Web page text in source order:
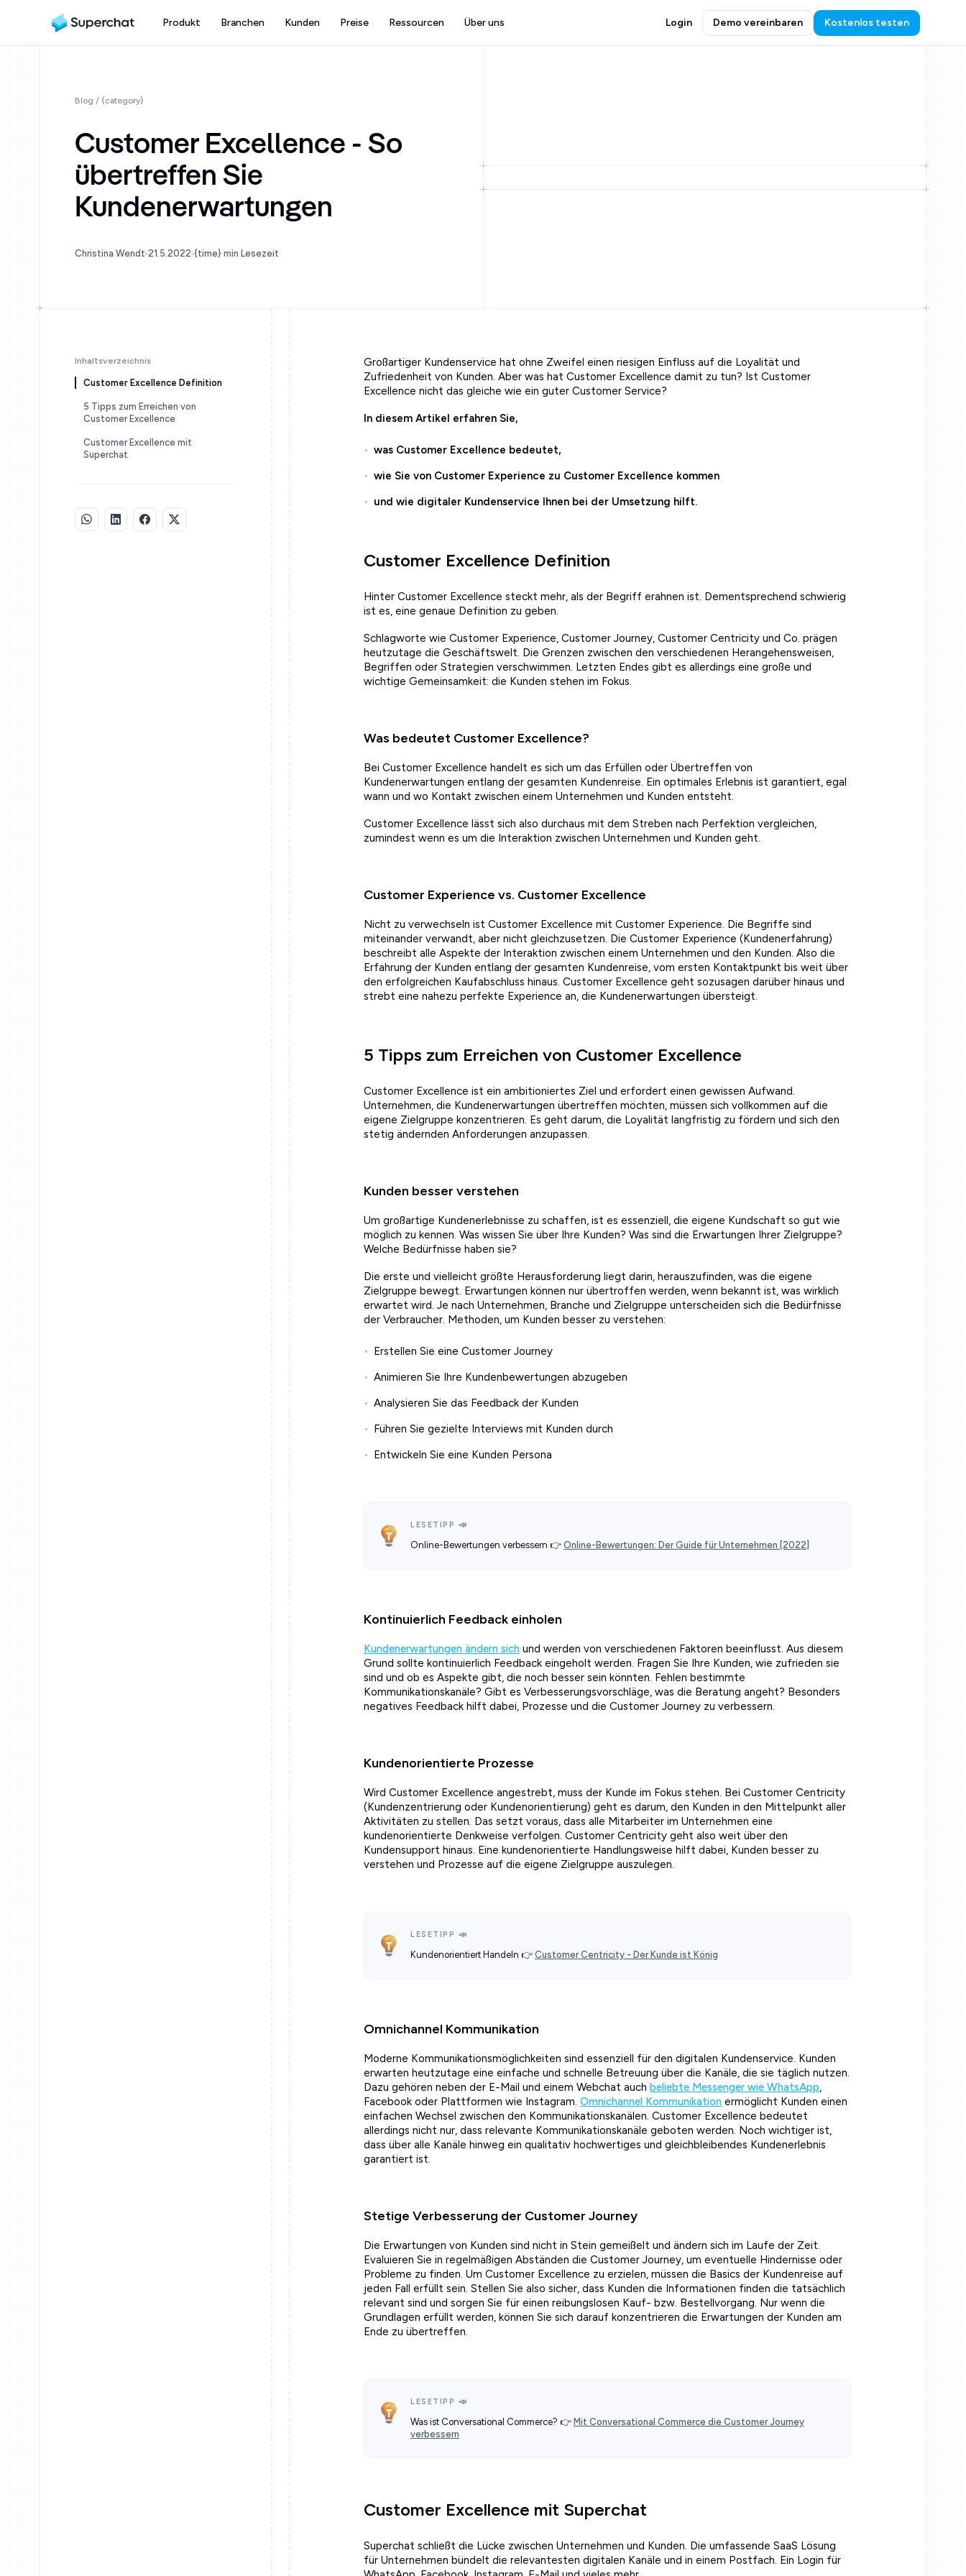
Produkt Branchen Kunden Preise Ressourcen Über uns Login Demo vereinbaren Kostenlos testen
Blog / {category}
Customer Excellence - So
übertreffen Sie
Kundenerwartungen
Christina Wendt 21.5.2022 {time} min Lesezeit
Inhaltsverzeichnis
Customer Excellence Definition
5 Tipps zum Erreichen von
Customer Excellence
Customer Excellence mit
Superchat
Großartiger Kundenservice hat ohne Zweifel einen riesigen Einfluss auf die Loyalität und
Zufriedenheit von Kunden. Aber was hat Customer Excellence damit zu tun? Ist Customer
Excellence nicht das gleiche wie ein guter Customer Service?
In diesem Artikel erfahren Sie,
was Customer Excellence bedeutet,
wie Sie von Customer Experience zu Customer Excellence kommen
und wie digitaler Kundenservice Ihnen bei der Umsetzung hilft.
Customer Excellence Definition
Hinter Customer Excellence steckt mehr, als der Begriff erahnen ist. Dementsprechend schwierig
ist es, eine genaue Definition zu geben.
Schlagworte wie Customer Experience, Customer Journey, Customer Centricity und Co. prägen
heutzutage die Geschäftswelt. Die Grenzen zwischen den verschiedenen Herangehensweisen,
Begriffen oder Strategien verschwimmen. Letzten Endes gibt es allerdings eine große und
wichtige Gemeinsamkeit: die Kunden stehen im Fokus.
Was bedeutet Customer Excellence?
Bei Customer Excellence handelt es sich um das Erfüllen oder Übertreffen von
Kundenerwartungen entlang der gesamten Kundenreise. Ein optimales Erlebnis ist garantiert, egal
wann und wo Kontakt zwischen einem Unternehmen und Kunden entsteht.
Customer Excellence lässt sich also durchaus mit dem Streben nach Perfektion vergleichen,
zumindest wenn es um die Interaktion zwischen Unternehmen und Kunden geht.
Customer Experience vs. Customer Excellence
Nicht zu verwechseln ist Customer Excellence mit Customer Experience. Die Begriffe sind
miteinander verwandt, aber nicht gleichzusetzen. Die Customer Experience (Kundenerfahrung)
beschreibt alle Aspekte der Interaktion zwischen einem Unternehmen und den Kunden. Also die
Erfahrung der Kunden entlang der gesamten Kundenreise, vom ersten Kontaktpunkt bis weit über
den erfolgreichen Kaufabschluss hinaus. Customer Excellence geht sozusagen darüber hinaus und
strebt eine nahezu perfekte Experience an, die Kundenerwartungen übersteigt.
5 Tipps zum Erreichen von Customer Excellence
Customer Excellence ist ein ambitioniertes Ziel und erfordert einen gewissen Aufwand.
Unternehmen, die Kundenerwartungen übertreffen möchten, müssen sich vollkommen auf die
eigene Zielgruppe konzentrieren. Es geht darum, die Loyalität langfristig zu fördern und sich den
stetig ändernden Anforderungen anzupassen.
Kunden besser verstehen
Um großartige Kundenerlebnisse zu schaffen, ist es essenziell, die eigene Kundschaft so gut wie
möglich zu kennen. Was wissen Sie über Ihre Kunden? Was sind die Erwartungen Ihrer Zielgruppe?
Welche Bedürfnisse haben sie?
Die erste und vielleicht größte Herausforderung liegt darin, herauszufinden, was die eigene
Zielgruppe bewegt. Erwartungen können nur übertroffen werden, wenn bekannt ist, was wirklich
erwartet wird. Je nach Unternehmen, Branche und Zielgruppe unterscheiden sich die Bedürfnisse
der Verbraucher. Methoden, um Kunden besser zu verstehen:
Erstellen Sie eine Customer Journey
Animieren Sie Ihre Kundenbewertungen abzugeben
Analysieren Sie das Feedback der Kunden
Führen Sie gezielte Interviews mit Kunden durch
Entwickeln Sie eine Kunden Persona
LESETIPP 📣
Online-Bewertungen verbessern 👉 Online-Bewertungen: Der Guide für Unternehmen [2022]
Kontinuierlich Feedback einholen
Kundenerwartungen ändern sich und werden von verschiedenen Faktoren beeinflusst. Aus diesem
Grund sollte kontinuierlich Feedback eingeholt werden. Fragen Sie Ihre Kunden, wie zufrieden sie
sind und ob es Aspekte gibt, die noch besser sein könnten. Fehlen bestimmte
Kommunikationskanäle? Gibt es Verbesserungsvorschläge, was die Beratung angeht? Besonders
negatives Feedback hilft dabei, Prozesse und die Customer Journey zu verbessern.
Kundenorientierte Prozesse
Wird Customer Excellence angestrebt, muss der Kunde im Fokus stehen. Bei Customer Centricity
(Kundenzentrierung oder Kundenorientierung) geht es darum, den Kunden in den Mittelpunkt aller
Aktivitäten zu stellen. Das setzt voraus, dass alle Mitarbeiter im Unternehmen eine
kundenorientierte Denkweise verfolgen. Customer Centricity geht also weit über den
Kundensupport hinaus. Eine kundenorientierte Handlungsweise hilft dabei, Kunden besser zu
verstehen und Prozesse auf die eigene Zielgruppe auszulegen.
LESETIPP 📣
Kundenorientiert Handeln 👉 Customer Centricity - Der Kunde ist König
Omnichannel Kommunikation
Moderne Kommunikationsmöglichkeiten sind essenziell für den digitalen Kundenservice. Kunden
erwarten heutzutage eine einfache und schnelle Betreuung über die Kanäle, die sie täglich nutzen.
Dazu gehören neben der E-Mail und einem Webchat auch beliebte Messenger wie WhatsApp,
Facebook oder Plattformen wie Instagram. Omnichannel Kommunikation ermöglicht Kunden einen
einfachen Wechsel zwischen den Kommunikationskanälen. Customer Excellence bedeutet
allerdings nicht nur, dass relevante Kommunikationskanäle geboten werden. Noch wichtiger ist,
dass über alle Kanäle hinweg ein qualitativ hochwertiges und gleichbleibendes Kundenerlebnis
garantiert ist.
Stetige Verbesserung der Customer Journey
Die Erwartungen von Kunden sind nicht in Stein gemeißelt und ändern sich im Laufe der Zeit.
Evaluieren Sie in regelmäßigen Abständen die Customer Journey, um eventuelle Hindernisse oder
Probleme zu finden. Um Customer Excellence zu erzielen, müssen die Basics der Kundenreise auf
jeden Fall erfüllt sein. Stellen Sie also sicher, dass Kunden die Informationen finden die tatsächlich
relevant sind und sorgen Sie für einen reibungslosen Kauf- bzw. Bestellvorgang. Nur wenn die
Grundlagen erfüllt werden, können Sie sich darauf konzentrieren die Erwartungen der Kunden am
Ende zu übertreffen.
LESETIPP 📣
Was ist Conversational Commerce? 👉 Mit Conversational Commerce die Customer Journey
verbessern
Customer Excellence mit Superchat
Superchat schließt die Lücke zwischen Unternehmen und Kunden. Die umfassende SaaS Lösung
für Unternehmen bündelt die relevantesten digitalen Kanäle und in einem Postfach. Ein Login für